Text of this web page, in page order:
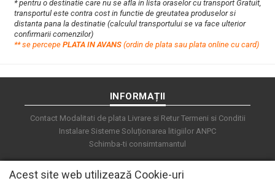
* pentru o destinatie care nu se afla in lista oraselor cu transport Gratuit,
transportul este contra cost in functie de greutatea produselor si
distanta pana la destinatie (calculul transportului se va face ulterior
confirmarii comenzilor)
**se percepe PLATA IN AVANS (ordin de plata sau plata online cu card)
INFORMAȚII
Contact Modalitati de plata Livrare si Retur Termeni si Conditii
Instalare Sisteme Soluționarea litigiilor ANPC
Schimba-ti consimtamantul
Acest site web utilizează Cookie-uri